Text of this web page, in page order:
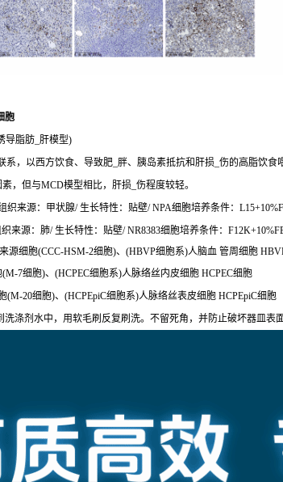
胞
导脂肪_肝模型)
，以西方饮食、导致肥_胖、胰岛素抵抗和肝损_伤的高脂饮
，但与MCD模型相比，肝损_伤程度较轻。
织来源：甲状腺/ 生长特性：贴壁/ NPA细胞培养条件：
来源：肺/ 生长特性：贴壁/ NR8383细胞培养条件：
源细胞(CCC-HSM-2细胞)、(HBVP细胞系)人脑血 管周细胞
7细胞)、(HCPEC细胞系)人脉络丝内皮细胞 HCPEC细胞
20细胞)、(HCPEpiC细胞系)人脉络丝表皮细胞 HCPEpiC细胞
涤剂水中，用软毛刷反复刷洗。不留死角，并防止破坏器皿表